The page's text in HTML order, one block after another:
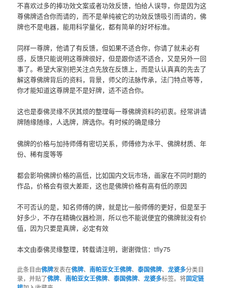
不喜欢过多的捧功效文案或者功效反馈，怕给人误导，你是因为这
尊佛牌适合你而请的，而不是单纯被它的功效反馈吸引而请的，佛
牌也不是电器，能用科学量化，都有简单的好坏标准。
同样一尊牌，他请了有反馈，但如果不适合你，你请了就未必有
感，反馈只能说明这尊牌很好，但是跟你适不适合，又是另外一回
事了。希望大家别把关注点先放在反馈上，而是认认真真的先去了
解这尊佛牌背后的资料，背景，师父的法脉传承，法门特点等等，
你才能知道这尊牌是不是好牌，适不适合你。
这也是泰佛灵缘不厌其烦的整理每一尊佛牌资料的初衷。经常讲请
牌随缘随缘，人选牌，牌选你。有时候的确是缘分
佛牌的价格与加持师傅有密切关系，师傅修为水平、佛牌材质、年
份、稀有度等等
都会影响佛牌价格的高低，比如国内文玩市场，画家在不同时期的
作品，价格会有很大差距，这也是佛牌价格有高有低的原因
不可否认的是，知名师傅的牌，就是比一般师傅的更好，但是至于
好多少，不存在精确仪器检测，所以也不能说便宜的佛牌就没有价
值，因为只要是真牌，必定有效
本文由泰佛灵缘整理，转载请注明，谢谢微信：tfly75
此条目由佛牌发表在佛牌、南帕亚女王佛牌、泰国佛牌、龙婆多分类目
录，并贴了佛牌、南帕亚女王佛牌、泰国佛牌、龙婆多标签。将固定链